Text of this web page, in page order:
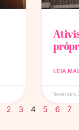
LEIA
fevereiro
2 3 4 5 6 7